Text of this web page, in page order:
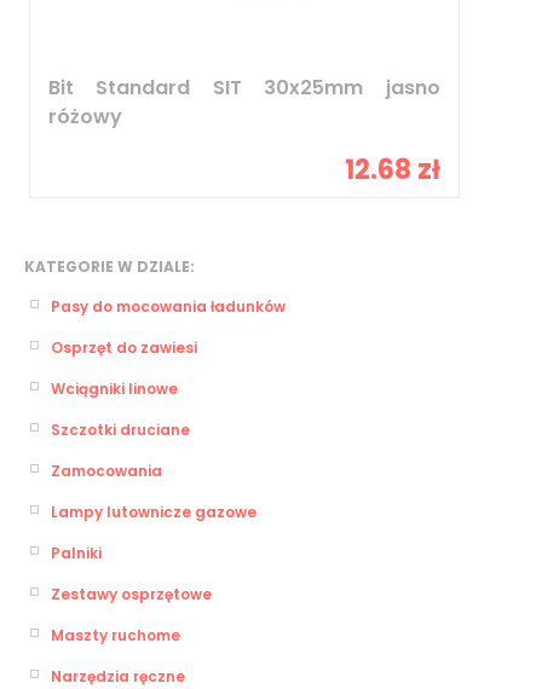
KATEGORIE W DZIALE:
Pasy do mocowania ładunków
Osprzęt do zawiesi
Wciągniki linowe
Szczotki druciane
Zamocowania
Lampy lutownicze gazowe
Palniki
Zestawy osprzętowe
Maszty ruchome
Narzędzia ręczne
Bit Standard SIT 30x25mm jasno
różowy
12.68 zł